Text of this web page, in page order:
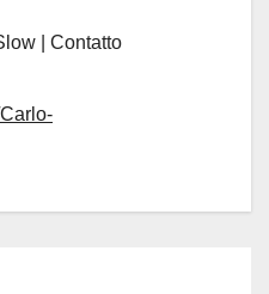
| Contatto